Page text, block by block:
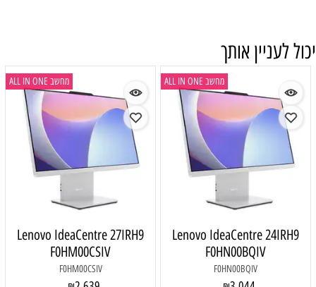
יכול לעניין אותך
מחשב ALL IN ONE
Lenovo IdeaCentre 24IRH9
F0HN00BQIV
F0HN00BQIV
מחשב ALL IN ONE
Lenovo IdeaCentre 27IRH9
F0HM00CSIV
F0HM00CSIV